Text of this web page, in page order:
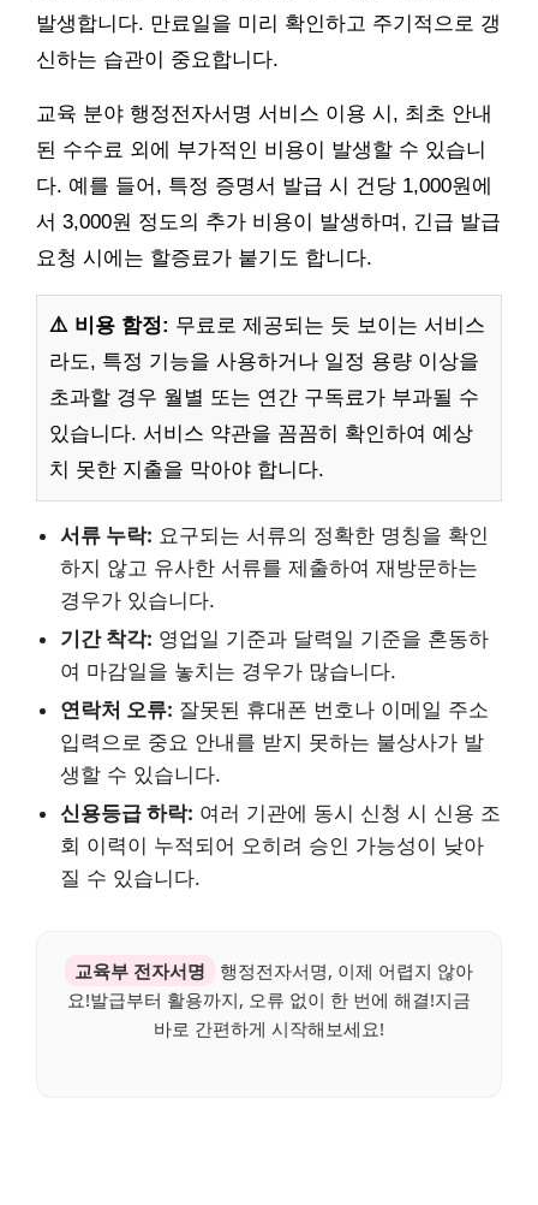
발생합니다. 만료일을 미리 확인하고 주기적으로 갱
신하는 습관이 중요합니다.
교육 분야 행정전자서명 서비스 이용 시, 최초 안내
된 수수료 외에 부가적인 비용이 발생할 수 있습니
다. 예를 들어, 특정 증명서 발급 시 건당 1,000원에
서 3,000원 정도의 추가 비용이 발생하며, 긴급 발급
요청 시에는 할증료가 붙기도 합니다.
⚠️ 비용 함정: 무료로 제공되는 듯 보이는 서비스
라도, 특정 기능을 사용하거나 일정 용량 이상을
초과할 경우 월별 또는 연간 구독료가 부과될 수
있습니다. 서비스 약관을 꼼꼼히 확인하여 예상
치 못한 지출을 막아야 합니다.
서류 누락: 요구되는 서류의 정확한 명칭을 확인
하지 않고 유사한 서류를 제출하여 재방문하는
경우가 있습니다.
기간 착각: 영업일 기준과 달력일 기준을 혼동하
여 마감일을 놓치는 경우가 많습니다.
연락처 오류: 잘못된 휴대폰 번호나 이메일 주소
입력으로 중요 안내를 받지 못하는 불상사가 발
생할 수 있습니다.
신용등급 하락: 여러 기관에 동시 신청 시 신용 조
회 이력이 누적되어 오히려 승인 가능성이 낮아
질 수 있습니다.
교육부 전자서명
행정전자서명, 이제 어렵지 않아
요!발급부터 활용까지, 오류 없이 한 번에 해결!지금
바로 간편하게 시작해보세요!